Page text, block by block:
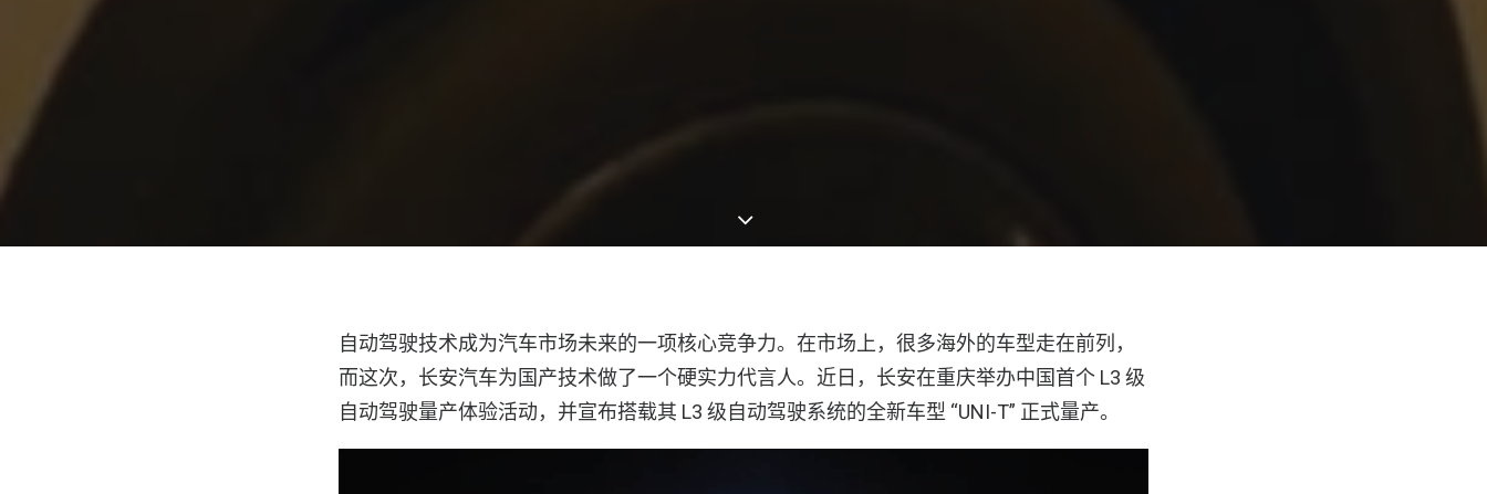
自动驾驶技术成为汽车市场未来的一项核心竞争力。在市场上，很多海外的车型走在前列，
而这次，长安汽车为国产技术做了一个硬实力代言人。近日，长安在重庆举办中国首个 L3 级
自动驾驶量产体验活动，并宣布搭载其 L3 级自动驾驶系统的全新车型 “UNI-T” 正式量产。